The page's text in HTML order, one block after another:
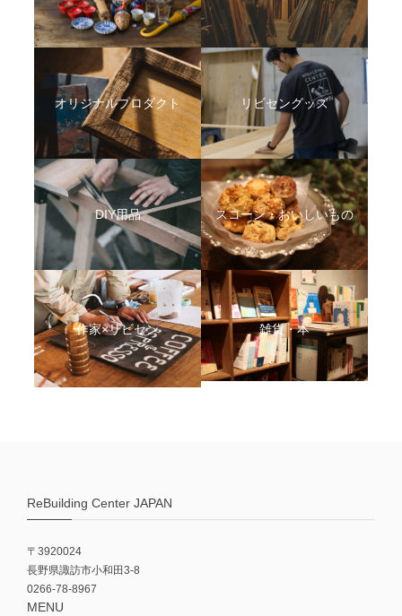
オリジナルプロダクト リビセングッズ
DIY用品 スコーン・おいしいもの
作家×リビセン 雑貨・本
ReBuilding Center JAPAN
〒3920024
長野県諏訪市小和田3-8
0266-78-8967
MENU